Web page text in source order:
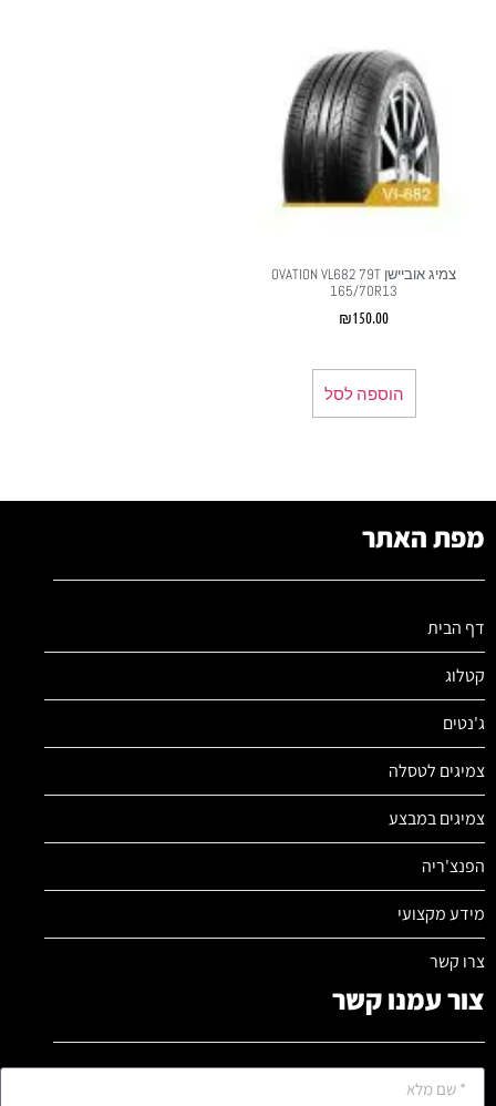
צמיג אוביישן OVATION VL682 79T
165/70R13
₪150.00
הוספה לסל
מפת האתר
דף הבית
קטלוג
ג'נטים
צמיגים לטסלה
צמיגים במבצע
הפנצ'ריה
מידע מקצועי
צרו קשר
צור עמנו קשר